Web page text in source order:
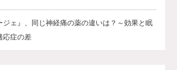
ジェ』、同じ神経痛の薬の違いは？～効果と眠
応症の差